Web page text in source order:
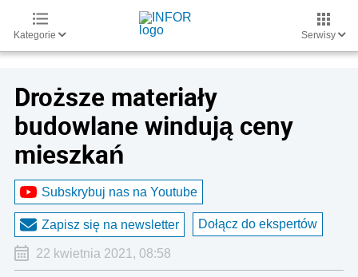
Kategorie Serwisy
Droższe materiały
budowlane windują ceny
mieszkań
Subskrybuj nas na Youtube
Zapisz się na newsletter Dołącz do ekspertów
22 kwietnia 2021, 08:58